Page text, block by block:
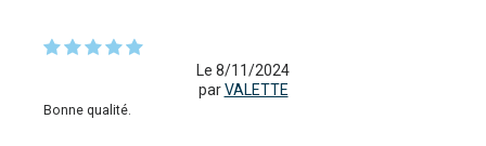
Le 8/11/2024
parVALETTE
Bonne qualité.